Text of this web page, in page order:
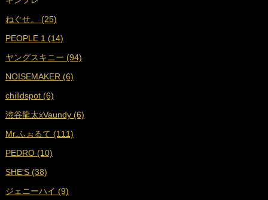
■2025年3月 (17)
■2025年2月 (16)
■2025年1月 (18)
■2024年12月 (16)
■2024年11月 (17)
■2024年10月 (18)
■2024年9月 (19)
■2024年8月 (17)
■2024年7月 (18)
■2024年6月 (17)
■2024年5月 (18)
ねぐせ。 (25)
PEOPLE 1 (14)
ヤングスキニー (94)
NOISEMAKER (6)
chilldspot (6)
渋谷龍太xVaundy (6)
Mr.ふぉるて (111)
PEDRO (10)
SHE'S (38)
ジェニーハイ (9)